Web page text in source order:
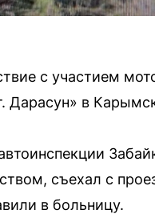
с участием
Дарасун» в
съехал с
в больницу.